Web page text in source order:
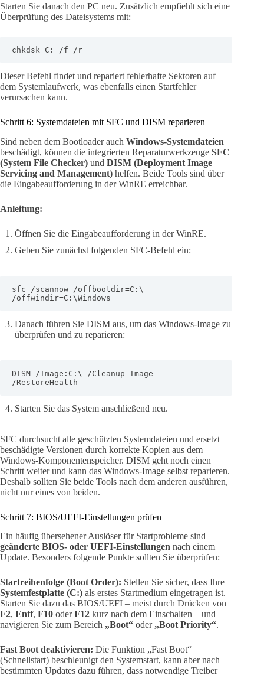
Starten Sie danach den PC neu. Zusätzlich empfiehlt sich eine
Überprüfung des Dateisystems mit:
chkdsk C: /f /r
Dieser Befehl findet und repariert fehlerhafte Sektoren auf
dem Systemlaufwerk, was ebenfalls einen Startfehler
verursachen kann.
Schritt 6: Systemdateien mit SFC und DISM reparieren
Sind neben dem Bootloader auch Windows-Systemdateien
beschädigt, können die integrierten Reparaturwerkzeuge SFC
(System File Checker) und DISM (Deployment Image
Servicing and Management) helfen. Beide Tools sind über
die Eingabeaufforderung in der WinRE erreichbar.
Anleitung:
Öffnen Sie die Eingabeaufforderung in der WinRE.
Geben Sie zunächst folgenden SFC-Befehl ein:
sfc /scannow /offbootdir=C:\
/offwindir=C:\Windows
Danach führen Sie DISM aus, um das Windows-Image zu
überprüfen und zu reparieren:
DISM /Image:C:\ /Cleanup-Image
/RestoreHealth
Starten Sie das System anschließend neu.
SFC durchsucht alle geschützten Systemdateien und ersetzt
beschädigte Versionen durch korrekte Kopien aus dem
Windows-Komponentenspeicher. DISM geht noch einen
Schritt weiter und kann das Windows-Image selbst reparieren.
Deshalb sollten Sie beide Tools nach dem anderen ausführen,
nicht nur eines von beiden.
Schritt 7: BIOS/UEFI-Einstellungen prüfen
Ein häufig übersehener Auslöser für Startprobleme sind
geänderte BIOS- oder UEFI-Einstellungen nach einem
Update. Besonders folgende Punkte sollten Sie überprüfen:
Startreihenfolge (Boot Order): Stellen Sie sicher, dass Ihre
Systemfestplatte (C:) als erstes Startmedium eingetragen ist.
Starten Sie dazu das BIOS/UEFI – meist durch Drücken von
F2, Entf, F10 oderF12 kurz nach dem Einschalten – und
navigieren Sie zum Bereich „Boot“ oder „Boot Priority“.
Fast Boot deaktivieren: Die Funktion „Fast Boot“
(Schnellstart) beschleunigt den Systemstart, kann aber nach
bestimmten Updates dazu führen, dass notwendige Treiber